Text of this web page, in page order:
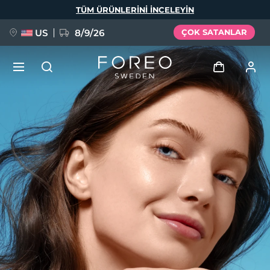
TÜM ÜRÜNLERINI INCELEYIN
US 8/9/26 ÇOK SATANLAR
Giriş
Kullanici profi̇li̇
Cihazlarım
Siparişlerim
Adresim
Aboneliklerim
FAQ™ Pure Beauty-Tech Elixir
BREAKING NEWS
issa™ Teeth Whitening Set
Dil Seçimi
English Deutsch
Español
Français
Português
Polski
Русский
Türkçe
简体中文 繁體中文